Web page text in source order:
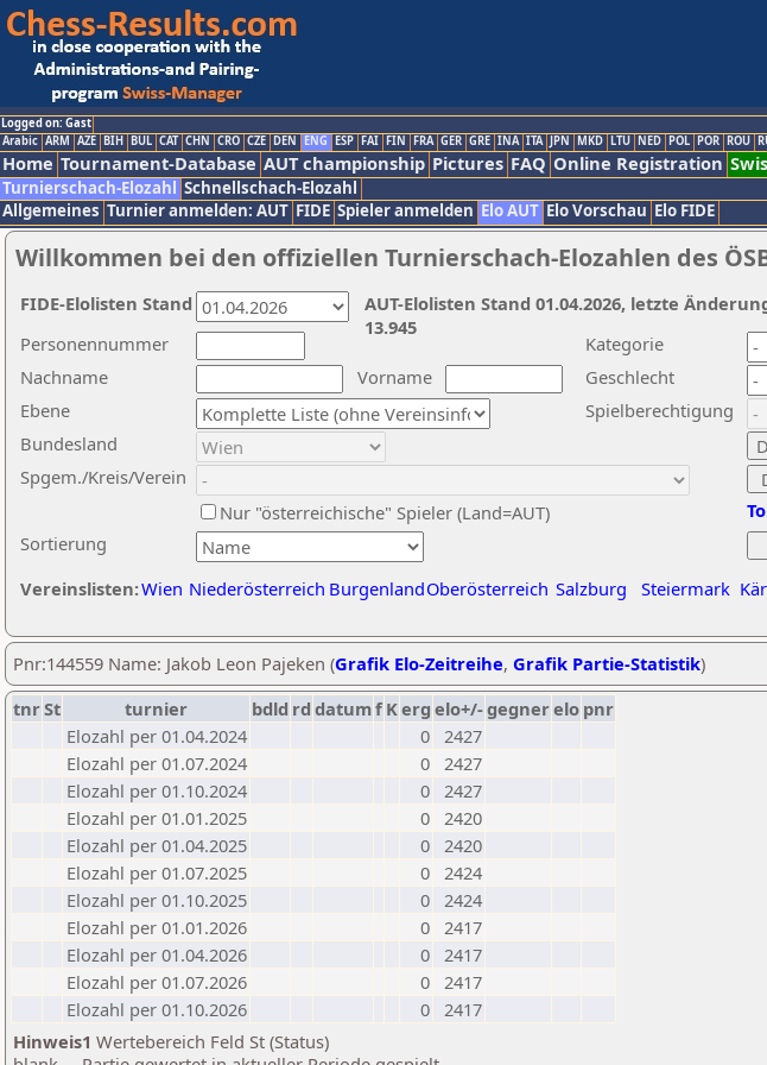
Logged on: Gast
Arabic ARM AZE BIH BUL CAT CHN CRO CZE DEN ENG ESP FAI FIN FRA GER GRE INA ITA JPN MKD LTU NED POL POR ROU
Home Tournament-Database AUT championship Pictures FAQ Online Registration
Turnierschach-Elozahl Schnellschach-Elozahl
Allgemeines Turnier anmelden: AUT FIDE Spieler anmelden Elo AUT Elo Vorschau Elo FIDE
Willkommen bei den offiziellen Turnierschach-Elozahlen des
Nachname
Vorname
Ebene
Kategorie
Sortierung
Personennummer
Bundesland
Spgem./Kreis/Verein
Geschlecht
Nur "österreichische" Spieler (Land=AUT)
Spielberechtigung
Vereinslisten:Wien Niederösterreich BurgenlandOberösterreich Salzburg Steiermark
AUT-Elolisten Stand 01.04.2026, letzte
13.945
FIDE-Elolisten Stand
Pnr:144559 Name: Jakob Leon Pajeken (Grafik Elo-Zeitreihe, Grafik Partie-Statistik)
tnrSt turnier bdld rd datumf Kerg elo+/-gegnerelo pnr
Elozahl per 01.04.2024
0 2427
Elozahl per 01.07.2024
0 2427
Elozahl per 01.10.2024
0 2427
Elozahl per 01.01.2025
0 2420
Elozahl per 01.04.2025
0 2420
Elozahl per 01.07.2025
0 2424
Elozahl per 01.10.2025
0 2424
Elozahl per 01.01.2026
0 2417
Elozahl per 01.04.2026
0 2417
Elozahl per 01.07.2026
0 2417
Elozahl per 01.10.2026
0 2417
Hinweis1 Wertebereich Feld St (Status)